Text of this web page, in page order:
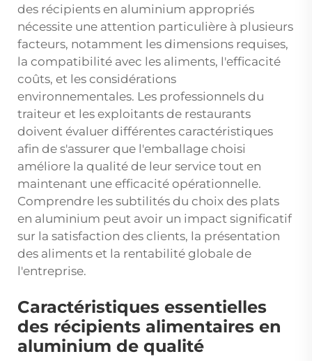
des récipients en aluminium appropriés
nécessite une attention particulière à plusieurs
facteurs, notamment les dimensions requises,
la compatibilité avec les aliments, l'efficacité
coûts, et les considérations
environnementales. Les professionnels du
traiteur et les exploitants de restaurants
doivent évaluer différentes caractéristiques
afin de s'assurer que l'emballage choisi
améliore la qualité de leur service tout en
maintenant une efficacité opérationnelle.
Comprendre les subtilités du choix des plats
en aluminium peut avoir un impact significatif
sur la satisfaction des clients, la présentation
des aliments et la rentabilité globale de
l'entreprise.
Caractéristiques essentielles
des récipients alimentaires en
aluminium de qualité